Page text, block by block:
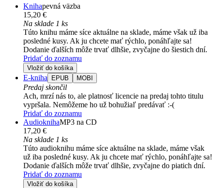
Knihapevná väzba
15,20 €
Na sklade 1 ks
Túto knihu máme síce aktuálne na sklade, máme však už iba
posledné kusy. Ak ju chcete mať rýchlo, ponáhľajte sa!
Dodanie ďalších môže trvať dlhšie, zvyčajne do šiestich dní.
Pridať do zoznamu
Vložiť do košíka
E-kniha EPUB MOBI
Predaj skončil
Ach, mrzí nás to, ale platnosť licencie na predaj tohto titulu
vypršala. Nemôžeme ho už bohužiaľ predávať :-(
Pridať do zoznamu
AudioknihaMP3 na CD
17,20 €
Na sklade 1 ks
Túto audioknihu máme síce aktuálne na sklade, máme však
už iba posledné kusy. Ak ju chcete mať rýchlo, ponáhľajte sa!
Dodanie ďalších môže trvať dlhšie, zvyčajne do piatich dní.
Pridať do zoznamu
Vložiť do košíka